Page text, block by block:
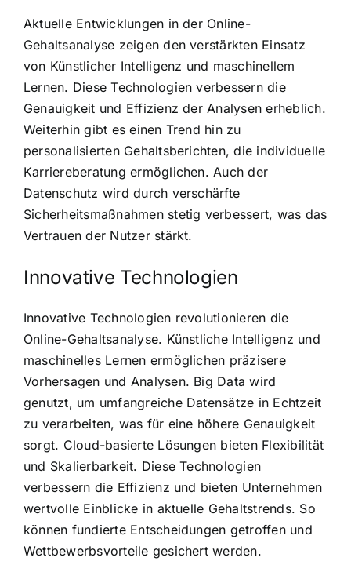
Aktuelle Entwicklungen in der Online-
Gehaltsanalyse zeigen den verstärkten Einsatz
von Künstlicher Intelligenz und maschinellem
Lernen. Diese Technologien verbessern die
Genauigkeit und Effizienz der Analysen erheblich.
Weiterhin gibt es einen Trend hin zu
personalisierten Gehaltsberichten, die individuelle
Karriereberatung ermöglichen. Auch der
Datenschutz wird durch verschärfte
Sicherheitsmaßnahmen stetig verbessert, was das
Vertrauen der Nutzer stärkt.
Innovative Technologien
Innovative Technologien revolutionieren die
Online-Gehaltsanalyse. Künstliche Intelligenz und
maschinelles Lernen ermöglichen präzisere
Vorhersagen und Analysen. Big Data wird
genutzt, um umfangreiche Datensätze in Echtzeit
zu verarbeiten, was für eine höhere Genauigkeit
sorgt. Cloud-basierte Lösungen bieten Flexibilität
und Skalierbarkeit. Diese Technologien
verbessern die Effizienz und bieten Unternehmen
wertvolle Einblicke in aktuelle Gehaltstrends. So
können fundierte Entscheidungen getroffen und
Wettbewerbsvorteile gesichert werden.